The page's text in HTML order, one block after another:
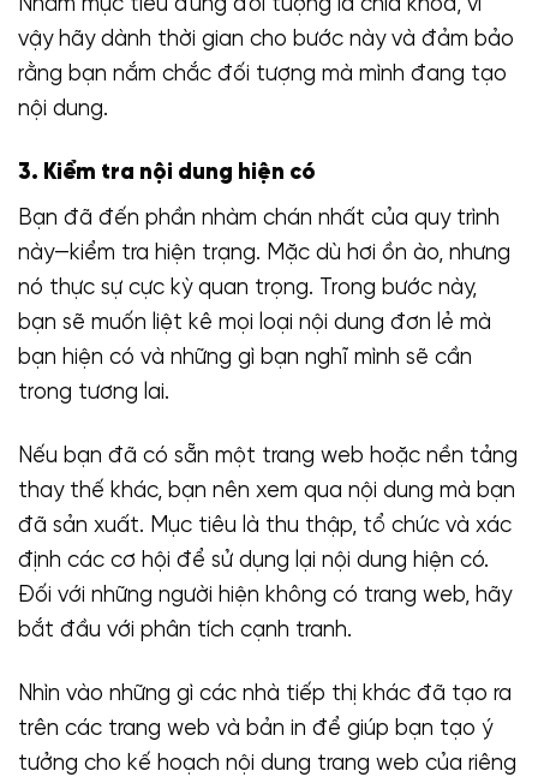
vậy hãy dành thời gian cho bước này và đảm bảo
rằng bạn nắm chắc đối tượng mà mình đang tạo
nội dung.
3. Kiểm tra nội dung hiện có
Bạn đã đến phần nhàm chán nhất của quy trình
này—kiểm tra hiện trạng. Mặc dù hơi ồn ào, nhưng
nó thực sự cực kỳ quan trọng. Trong bước này,
bạn sẽ muốn liệt kê mọi loại nội dung đơn lẻ mà
bạn hiện có và những gì bạn nghĩ mình sẽ cần
trong tương lai.
Nếu bạn đã có sẵn một trang web hoặc nền tảng
thay thế khác, bạn nên xem qua nội dung mà bạn
đã sản xuất. Mục tiêu là thu thập, tổ chức và xác
định các cơ hội để sử dụng lại nội dung hiện có.
Đối với những người hiện không có trang web, hãy
bắt đầu với phân tích cạnh tranh.
Nhìn vào những gì các nhà tiếp thị khác đã tạo ra
trên các trang web và bản in để giúp bạn tạo ý
tưởng cho kế hoạch nội dung trang web của riêng